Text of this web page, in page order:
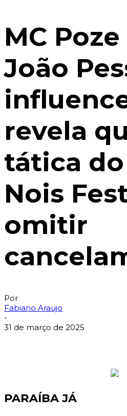
MC
João
revela
tática do
Nois
omitir
Por
Fabiano Araujo
-
31 de março de 2025
PARAÍBA JÁ